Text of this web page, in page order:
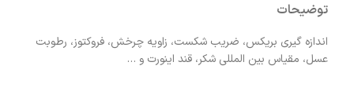
توضیحات
اندازه گیری بریکس، ضریب شکست، زاویه چرخش، فروکتوز، رطوبت
عسل، مقیاس بین المللی شکر، قند اینورت و …